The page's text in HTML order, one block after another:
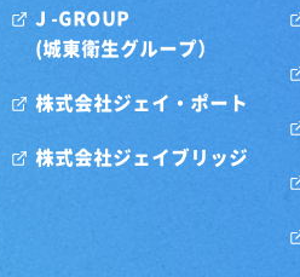
J -GROUP
(城東衛生グループ）
株式会社ジェイ・ポート
株式会社ジェイブリッジ